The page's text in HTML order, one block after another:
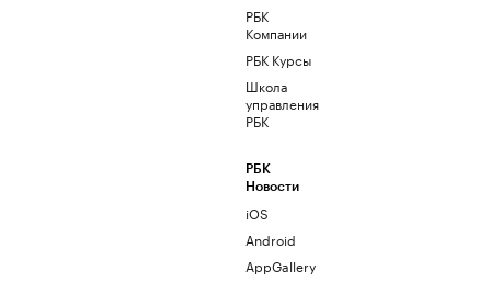
РБК
Компании
РБК Курсы
Школа
управления
РБК
РБК
Новости
iOS
Android
AppGallery